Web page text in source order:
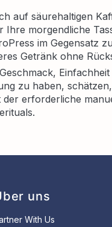
auf säurehaltigen
Ihre morgendliche
im Gegensatz
Getränk ohne
zu haben,
der erforderliche
uns
With Us